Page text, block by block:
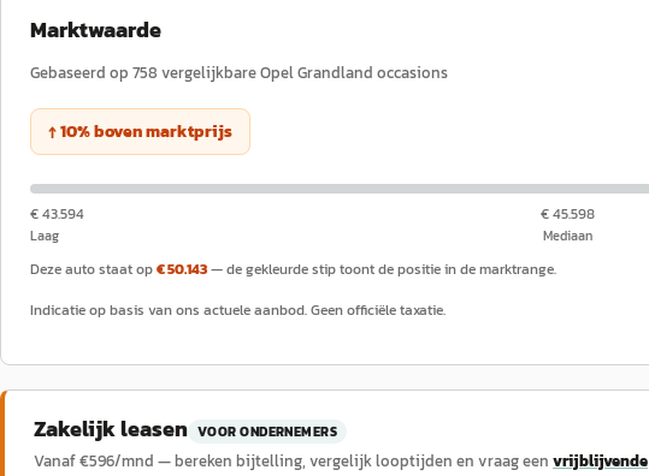
Marktwaarde
Gebaseerd op 758 vergelijkbareOpelGrandland occasions
↑10%bovenmarktprijs
€ 43.594
Laag
€ 45.598
Mediaan
Deze auto staat op€ 50.143— de gekleurde stip toont de positie in de marktrange.
Indicatie op basis van ons actuele aanbod. Geen officiële taxatie.
Zakelijk leasen VOOR ONDERNEMERS
Vanaf €596/mnd — bereken bijtelling, vergelijk looptijden en vraag een vrijblijvende